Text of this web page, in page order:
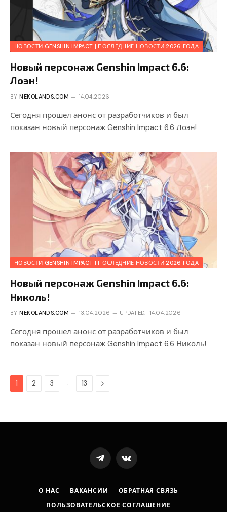
НОВОСТИ GENSHIN IMPACT | ПОСЛЕДНИЕ НОВОСТИ 2026 ГОДА
Новый персонаж Genshin Impact 6.6:
Лоэн!
BY NEKOLANDS.COM 14.04.2026
Сегодня прошел анонс от разработчиков и был
показан новый персонаж Genshin Impact 6.6 Лоэн!
НОВОСТИ GENSHIN IMPACT | ПОСЛЕДНИЕ НОВОСТИ 2026 ГОДА
Новый персонаж Genshin Impact 6.6:
Николь!
BY NEKOLANDS.COM 13.04.2026 UPDATED: 14.04.2026
Сегодня прошел анонс от разработчиков и был
показан новый персонаж Genshin Impact 6.6 Николь!
1 2 3 … 13 Next
TelegramVKontakte
О НАС ВАКАНСИИ
ОБРАТНАЯ СВЯЗЬ
ПОЛЬЗОВАТЕЛЬСКОЕ СОГЛАШЕНИЕ